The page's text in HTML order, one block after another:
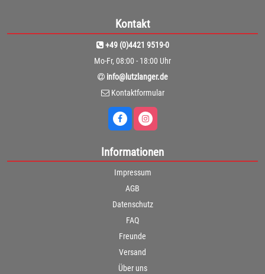
Kontakt
+49 (0)4421 9519-0
Mo-Fr, 08:00 - 18:00 Uhr
info@lutzlanger.de
Kontaktformular
Informationen
Impressum
AGB
Datenschutz
FAQ
Freunde
Versand
Über uns